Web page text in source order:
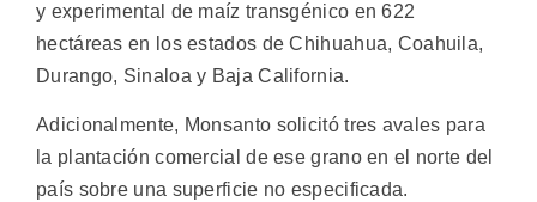
y experimental de maíz transgénico en 622
hectáreas en los estados de Chihuahua, Coahuila,
Durango, Sinaloa y Baja California.
Adicionalmente, Monsanto solicitó tres avales para
la plantación comercial de ese grano en el norte del
país sobre una superficie no especificada.